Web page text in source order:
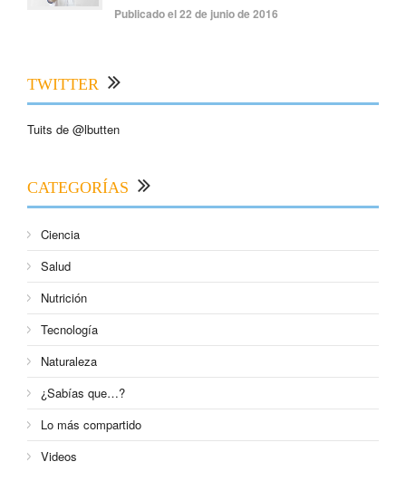
Publicado el 22 de junio de 2016
TWITTER
Tuits de @lbutten
CATEGORÍAS
Ciencia
Salud
Nutrición
Tecnología
Naturaleza
¿Sabías que…?
Lo más compartido
Videos